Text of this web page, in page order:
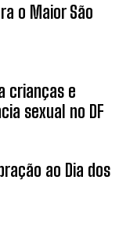
o Maior São
crianças e
sexual no DF
ao Dia dos